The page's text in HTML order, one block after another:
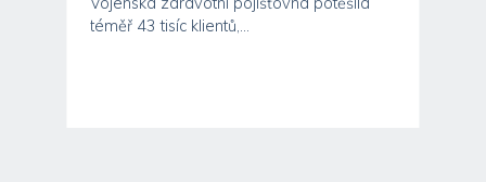
téměř 43 tisíc klientů,...